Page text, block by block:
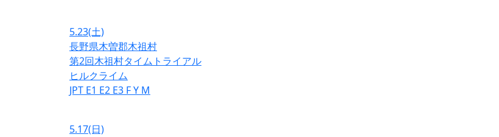
5.23(土)
長野県木曽郡木祖村
第2回木祖村タイムトライアル
ヒルクライム
JPT E1 E2 E3 FY M
5.17(日)